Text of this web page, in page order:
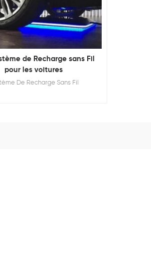
de Recharge sans Fil
pour les voitures
De Recharge Sans Fil